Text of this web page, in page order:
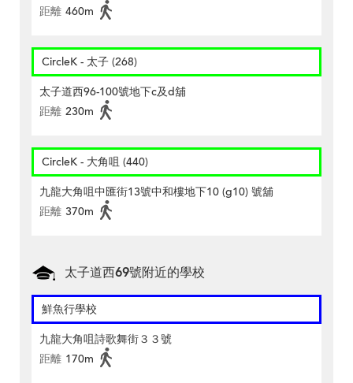
距離 460m
CircleK - 太子 (268)
太子道西96-100號地下c及d舖
距離 230m
CircleK - 大角咀 (440)
九龍大角咀中匯街13號中和樓地下10 (g10) 號舖
距離 370m
太子道西69號附近的學校
鮮魚行學校
九龍大角咀詩歌舞街３３號
距離 170m